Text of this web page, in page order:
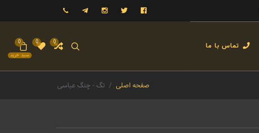
فیسبوک توییتر اینستاگرام تلگرام
0
0
سبد خرید
0 تماس با ما
صفحه اصلی تگ - چنگ عباسی